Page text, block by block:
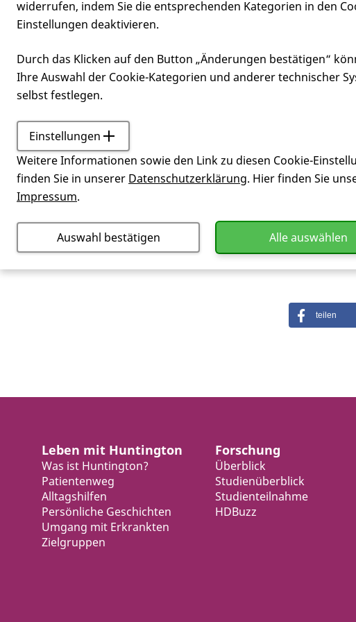
Enzym
EinProteinmit biokatalytischer Funktion
teilen
Leben mit Huntington
Was ist Huntington?
Patientenweg
Alltagshilfen
Persönliche Geschichten
Umgang mit Erkrankten
Zielgruppen
Forschung
Überblick
Studienüberblick
Studienteilnahme
HDBuzz
widerrufen, indem Sie die entsprechenden Kategorien in den
Einstellungen deaktivieren.
Durch das Klicken auf den Button „Änderungen bestätigen“
Ihre Auswahl der Cookie-Kategorien und anderer technischer
selbst festlegen.
Einstellungen
Weitere Informationen sowie den Link zu diesen Cookie-
finden Sie in unserer Datenschutzerklärung. Hier finden Sie
Impressum.
Alle auswählen
Auswahl bestätigen